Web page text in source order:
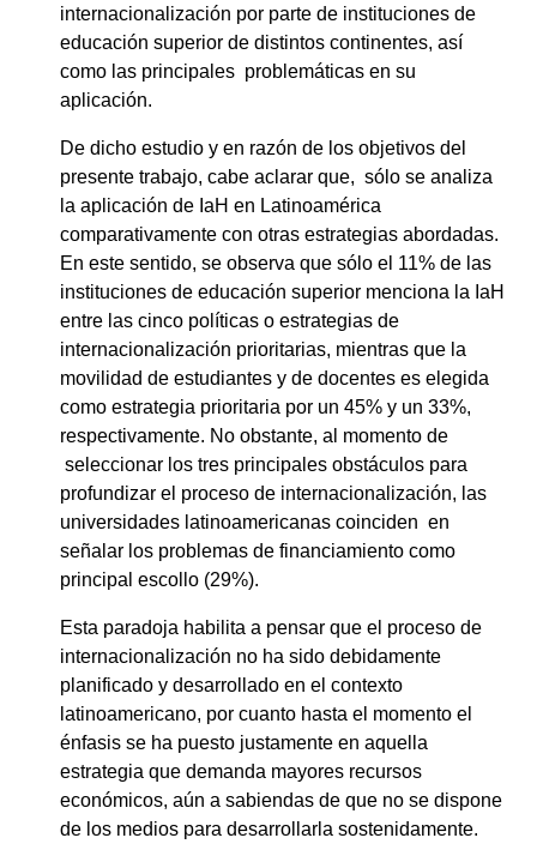
internacionalización por parte de instituciones de
educación superior de distintos continentes, así
como las principales problemáticas en su
aplicación.
De dicho estudio y en razón de los objetivos del
presente trabajo, cabe aclarar que, sólo se analiza
la aplicación de IaH en Latinoamérica
comparativamente con otras estrategias abordadas.
En este sentido, se observa que sólo el 11% de las
instituciones de educación superior menciona la IaH
entre las cinco políticas o estrategias de
internacionalización prioritarias, mientras que la
movilidad de estudiantes y de docentes es elegida
como estrategia prioritaria por un 45% y un 33%,
respectivamente. No obstante, al momento de
seleccionar los tres principales obstáculos para
profundizar el proceso de internacionalización, las
universidades latinoamericanas coinciden en
señalar los problemas de financiamiento como
principal escollo (29%).
Esta paradoja habilita a pensar que el proceso de
internacionalización no ha sido debidamente
planificado y desarrollado en el contexto
latinoamericano, por cuanto hasta el momento el
énfasis se ha puesto justamente en aquella
estrategia que demanda mayores recursos
económicos, aún a sabiendas de que no se dispone
de los medios para desarrollarla sostenidamente.